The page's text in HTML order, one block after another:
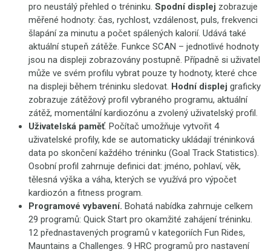
pro neustálý přehled o tréninku. Spodní displej zobrazuje
měřené hodnoty: čas, rychlost, vzdálenost, puls, frekvenci
šlapání za minutu a počet spálených kalorií. Udává také
aktuální stupeň zátěže. Funkce SCAN – jednotlivé hodnoty
jsou na displeji zobrazovány postupně. Případně si uživatel
může ve svém profilu vybrat pouze ty hodnoty, které chce
na displeji během tréninku sledovat. Hodní displej graficky
zobrazuje zátěžový profil vybraného programu, aktuální
zátěž, momentální kardiozónu a zvolený uživatelský profil.
Uživatelská paměť. Počítač umožňuje vytvořit 4
uživatelské profily, kde se automaticky ukládají tréninková
data po skončení každého tréninku (Goal Track Statistics).
Osobní profil zahrnuje definici dat: jméno, pohlaví, věk,
tělesná výška a váha, kterých se využívá pro výpočet
kardiozón a fitness program.
Programové vybavení. Bohatá nabídka zahrnuje celkem
29 programů: Quick Start pro okamžité zahájení tréninku.
12 přednastavených programů v kategoriích Fun Rides,
Mauntains a Challenges. 9 HRC programů pro nastavení